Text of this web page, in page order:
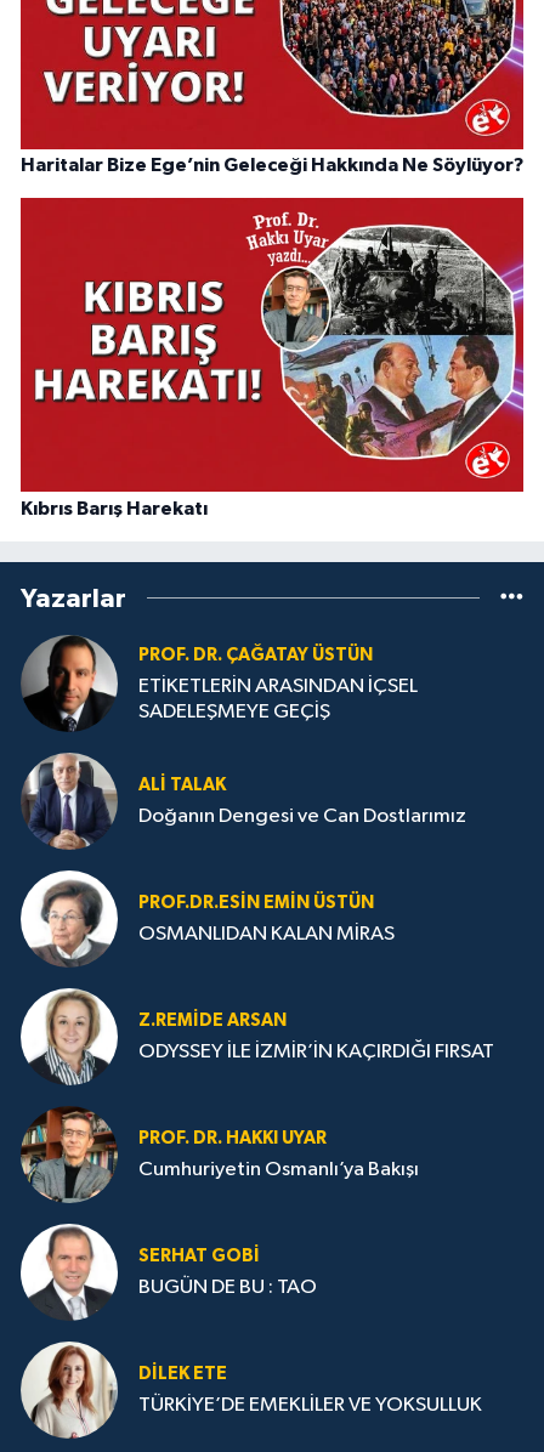
Haritalar Bize Ege’nin Geleceği Hakkında Ne Söylüyor?
Kıbrıs Barış Harekatı
Yazarlar
PROF. DR. ÇAĞATAY ÜSTÜN
ETİKETLERİN ARASINDAN İÇSEL
SADELEŞMEYE GEÇİŞ
ALI TALAK
Doğanın Dengesi ve Can Dostlarımız
PROF.DR.ESIN EMIN ÜSTÜN
OSMANLIDAN KALAN MİRAS
Z.REMIDE ARSAN
ODYSSEY İLE İZMİR’İN KAÇIRDIĞI FIRSAT
PROF. DR. HAKKI UYAR
Cumhuriyetin Osmanlı’ya Bakışı
SERHAT GOBİ
BUGÜN DE BU : TAO
DILEK ETE
TÜRKİYE’DE EMEKLİLER VE YOKSULLUK